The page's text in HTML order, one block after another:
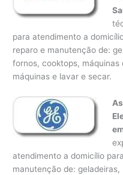
para atendimento a
reparo e manutenção de:
fornos, cooktops, máquinas
máquinas e lavar e secar.
atendimento a domicílio
manutenção de: